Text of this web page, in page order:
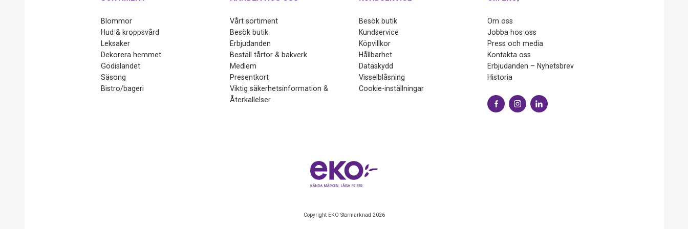
Blommor
Hud & kroppsvård
Leksaker
Dekorera hemmet
Godislandet
Säsong
Bistro/bageri
Vårt sortiment
Besök butik
Erbjudanden
Beställ tårtor & bakverk
Medlem
Presentkort
Viktig säkerhetsinformation &
Återkallelser
Besök butik
Kundservice
Köpvillkor
Hållbarhet
Dataskydd
Visselblåsning
Cookie-inställningar
Om oss
Jobba hos oss
Press och media
Kontakta oss
Erbjudanden – Nyhetsbrev
Historia
Copyright EKO Stormarknad 2026